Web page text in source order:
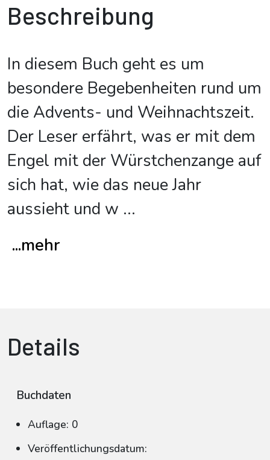
Beschreibung
In diesem Buch geht es um
besondere Begebenheiten rund um
die Advents- und Weihnachtszeit.
Der Leser erfährt, was er mit dem
Engel mit der Würstchenzange auf
sich hat, wie das neue Jahr
aussieht und w ...
...mehr
Details
Buchdaten
Auflage: 0
Veröffentlichungsdatum: